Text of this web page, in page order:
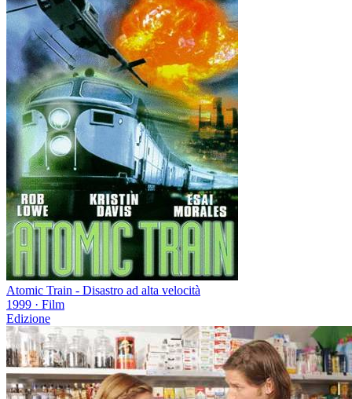
Atomic Train - Disastro ad alta velocità
1999 · Film
Edizione